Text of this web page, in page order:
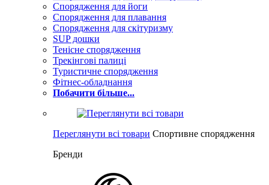
Спорядження для йоги
Спорядження для плавання
Спорядження для скітуризму
SUP дошки
Тенісне спорядження
Трекінгові палиці
Туристичне спорядження
Фітнес-обладнання
Побачити більше...
Переглянути всі товари Спортивне спорядження
Бренди